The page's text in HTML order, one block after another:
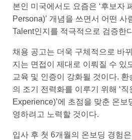
본인 미국에서도 요즘은 ‘후보자
Persona)’ 개념을 쓰면서 어떤 사
Talent인지를 적극적으로 검증한
채용 공고는 더욱 구체적으로 바
지는 면접이 제대로 이뤄질 수 있
교육 및 인증이 강화될 것이다. 환
의 조기 전력화를 이루기 위해 ‘
Experience)’에 초점을 맞춘 온보
영하려고 노력할 것이다.
입사 후 첫 6개월의 온보딩 경험